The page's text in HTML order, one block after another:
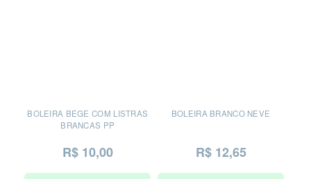
BOLEIRA BEGE COM LISTRAS
BRANCAS PP
R$ 10,00
BOLEIRA BRANCO NEVE
R$ 12,65